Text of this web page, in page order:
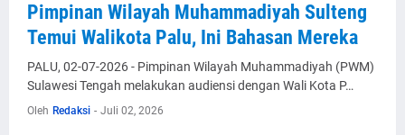
Pimpinan Wilayah Muhammadiyah Sulteng
Temui Walikota Palu, Ini Bahasan Mereka
PALU, 02-07-2026 - Pimpinan Wilayah Muhammadiyah (PWM)
Sulawesi Tengah melakukan audiensi dengan Wali Kota P…
Oleh Redaksi - Juli 02, 2026